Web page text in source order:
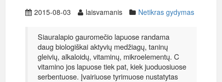
2015-08-03 laisvamanis Netikras gydymas
Siauralapio gauromečio lapuose randama
daug biologiškai aktyvių medžiagų, taninų
gleivių, alkaloidų, vitaminų, mikroelementų. C
vitamino jos lapuose tiek pat, kiek juoduosiuose
serbentuose. Įvairiuose tyrimuose nustatytas